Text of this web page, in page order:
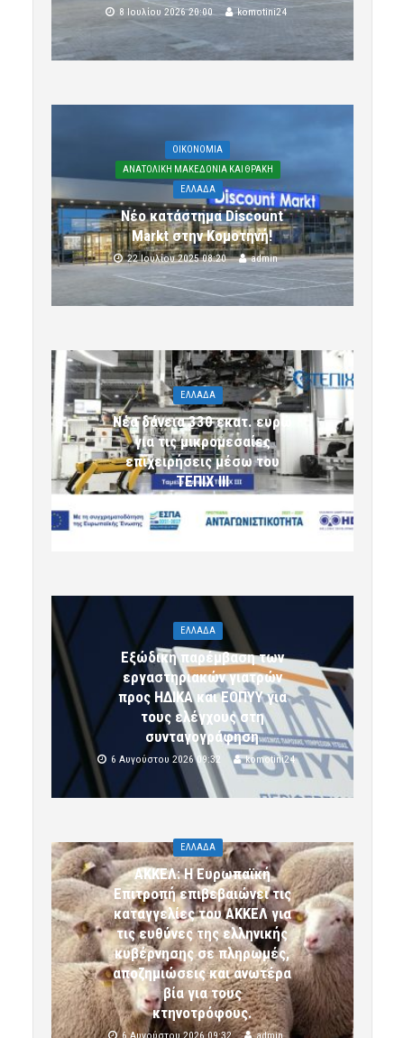
8 Ιουλίου 2026 20:00 komotini24
OIKONOMIA
ΑΝΑΤΟΛΙΚΗ ΜΑΚΕΔΟΝΙΑ ΚΑΙ ΘΡΑΚΗ
ΕΛΛΑΔΑ
Νέο κατάστημα Discount
Markt στην Κομοτηνή!
22 Ιουλίου 2025 08:20 admin
ΕΛΛΑΔΑ
Νέα δάνεια 330 εκατ. ευρώ
για τις μικρομεσαίες
επιχειρήσεις μέσω του
ΤΕΠΙΧ ΙΙΙ
ΕΛΛΑΔΑ
Εξώδικη παρέμβαση των
εργαστηριακών γιατρών
προς ΗΔΙΚΑ και ΕΟΠΥΥ για
τους ελέγχους στη
συνταγογράφηση
6 Αυγούστου 2026 09:32 komotini24
ΕΛΛΑΔΑ
ΑΚΚΕΛ: Η Ευρωπαϊκή
Επιτροπή επιβεβαιώνει τις
καταγγελίες του ΑΚΚΕΛ για
τις ευθύνες της ελληνικής
κυβέρνησης σε πληρωμές,
αποζημιώσεις και ανωτέρα
βία για τους
κτηνοτρόφους.
6 Αυγούστου 2026 09:32 admin